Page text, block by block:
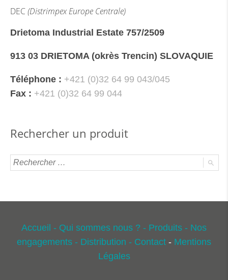
DEC(Distrimpex Europe Centrale)
Drietoma Industrial Estate 757/2509
913 03 DRIETOMA (okrès Trencin) SLOVAQUIE
Téléphone : +421 (0)32 64 99 043/045
Fax : +421 (0)32 64 99 044
Rechercher un produit
Accueil - Qui sommes nous ? - Produits - Nos
engagements - Distribution - Contact - Mentions
Légales